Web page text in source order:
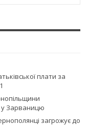
плати за
Зарваницю
загрожує до